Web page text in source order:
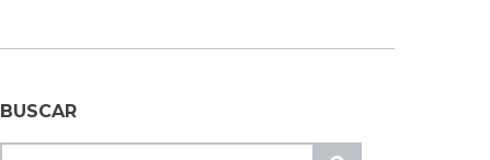
BUSCAR